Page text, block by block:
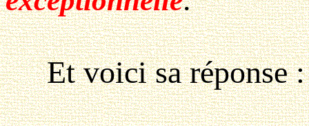
Et voici sa réponse :